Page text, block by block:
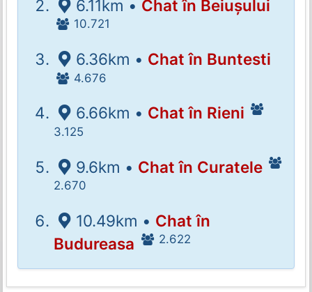
6.11km • Chat în Beiușului
10.721
6.36km • Chat în Buntesti
4.676
6.66km • Chat în Rieni
3.125
9.6km • Chat în Curatele
2.670
10.49km • Chat în
Budureasa
2.622